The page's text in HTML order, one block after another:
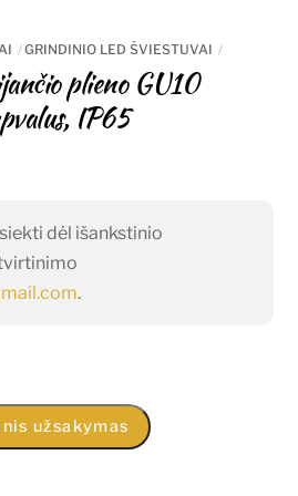
GRINDINIO LED ŠVIESTUVAI
plieno GU10
IP65
dėl išankstinio
.
užsakymas